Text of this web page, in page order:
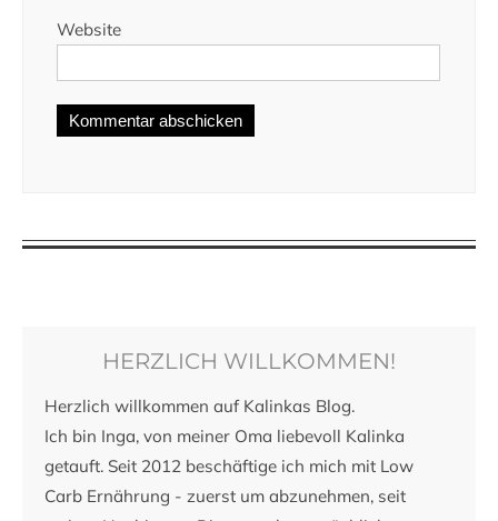
Website
HERZLICH WILLKOMMEN!
Herzlich willkommen auf Kalinkas Blog.
Ich bin Inga, von meiner Oma liebevoll Kalinka
getauft. Seit 2012 beschäftige ich mich mit Low
Carb Ernährung - zuerst um abzunehmen, seit